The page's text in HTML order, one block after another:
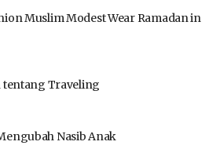
Muslim Modest Wear Ramadan in
tentang Traveling
Nasib Anak